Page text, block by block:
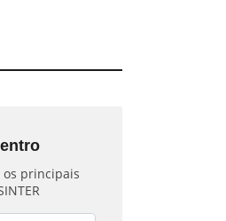
os principais